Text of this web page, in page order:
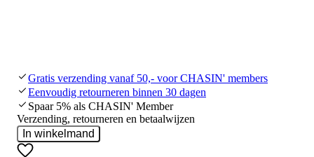
Gratis verzending vanaf 50,- voor CHASIN' members
Eenvoudig retourneren binnen 30 dagen
Spaar 5% als CHASIN' Member
Verzending, retourneren en betaalwijzen
In winkelmand